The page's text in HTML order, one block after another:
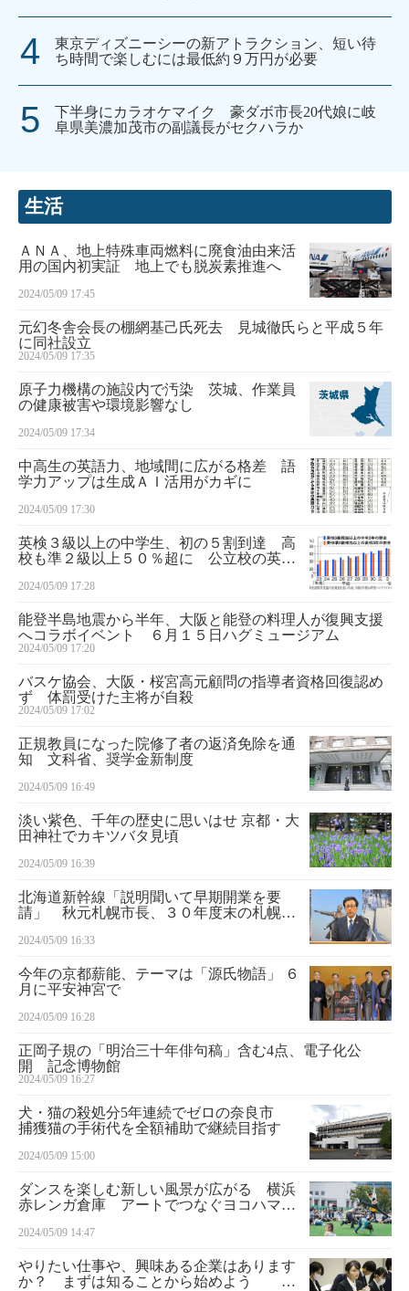
東京ディズニーシーの新アトラクション、短い待
ち時間で楽しむには最低約９万円が必要
下半身にカラオケマイク 豪ダボ市長20代娘に岐
阜県美濃加茂市の副議長がセクハラか
生活
ＡＮＡ、地上特殊車両燃料に廃食油由来活
用の国内初実証 地上でも脱炭素推進へ
2024/05/09 17:45
元幻冬舎会長の棚網基己氏死去 見城徹氏らと平成５年
に同社設立
2024/05/09 17:35
原子力機構の施設内で汚染 茨城、作業員
の健康被害や環境影響なし
2024/05/09 17:34
中高生の英語力、地域間に広がる格差 語
学力アップは生成ＡＩ活用がカギに
2024/05/09 17:30
英検３級以上の中学生、初の５割到達 高
校も準２級以上５０％超に 公立校の英語
2024/05/09 17:28
能登半島地震から半年、大阪と能登の料理人が復興支援
へコラボイベント ６月１５日ハグミュージアム
2024/05/09 17:20
バスケ協会、大阪・桜宮高元顧問の指導者資格回復認め
ず 体罰受けた主将が自殺
2024/05/09 17:02
正規教員になった院修了者の返済免除を通
知 文科省、奨学金新制度
2024/05/09 16:49
淡い紫色、千年の歴史に思いはせ 京都・大
田神社でカキツバタ見頃
2024/05/09 16:39
北海道新幹線「説明聞いて早期開業を要
請」 秋元札幌市長、３０年度末の札幌延
2024/05/09 16:33
今年の京都薪能、テーマは「源氏物語」 ６
月に平安神宮で
2024/05/09 16:28
正岡子規の「明治三十年俳句稿」含む4点、電子化公
開 記念博物館
2024/05/09 16:27
犬・猫の殺処分5年連続でゼロの奈良市
捕獲猫の手術代を全額補助で継続目指す
2024/05/09 15:00
ダンスを楽しむ新しい風景が広がる 横浜
赤レンガ倉庫 アートでつなぐヨコハマ
2024/05/09 14:47
やりたい仕事や、興味ある企業はあります
か？ まずは知ることから始めよう プ